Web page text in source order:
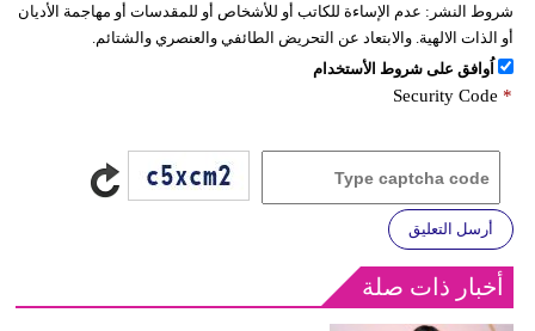
شروط النشر: عدم الإساءة للكاتب أو للأشخاص أو للمقدسات أو مهاجمة الأديان
أو الذات الالهية. والابتعاد عن التحريض الطائفي والعنصري والشتائم.
اُوافق على شروط الأستخدام
Security Code *
أرسل التعليق
أخبار ذات صلة